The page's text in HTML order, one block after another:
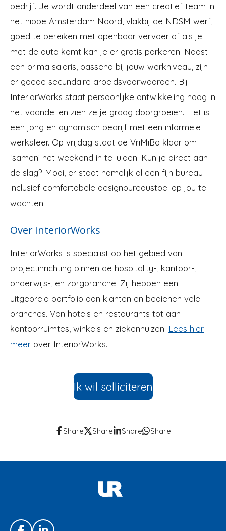
bedrijf. Je wordt onderdeel van een creatief team in
het hippe Amsterdam Noord, vlakbij de NDSM werf,
goed te bereiken met openbaar vervoer of als je
met de auto komt kan je er gratis parkeren. Naast
een prima salaris, passend bij jouw werkniveau, zijn
er goede secundaire arbeidsvoorwaarden. Bij
InteriorWorks staat persoonlijke ontwikkeling hoog in
het vaandel en zien ze je graag doorgroeien. Het is
een jong en dynamisch bedrijf met een informele
werksfeer. Op vrijdag staat de VriMiBo klaar om
‘samen’ het weekend in te luiden. Kun je direct aan
de slag? Mooi, er staat namelijk al een fijn bureau
inclusief comfortabele designbureaustoel op jou te
wachten!
Over InteriorWorks
‍InteriorWorks is specialist op het gebied van
projectinrichting binnen de hospitality-, kantoor-,
onderwijs-, en zorgbranche. Zij hebben een
uitgebreid portfolio aan klanten en bedienen vele
branches. Van hotels en restaurants tot aan
kantoorruimtes, winkels en ziekenhuizen. Lees hier
meer over InteriorWorks.
Ik wil solliciteren
Share Share Share Share